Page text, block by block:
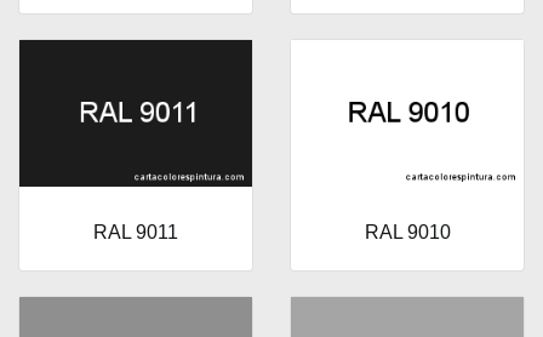
RAL 9011 RAL 9010